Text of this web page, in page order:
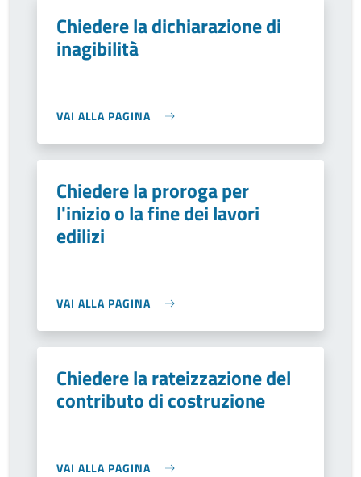
Chiedere la dichiarazione di
inagibilità
VAI ALLA PAGINA
Chiedere la proroga per
l'inizio o la fine dei lavori
edilizi
VAI ALLA PAGINA
Chiedere la rateizzazione del
contributo di costruzione
VAI ALLA PAGINA